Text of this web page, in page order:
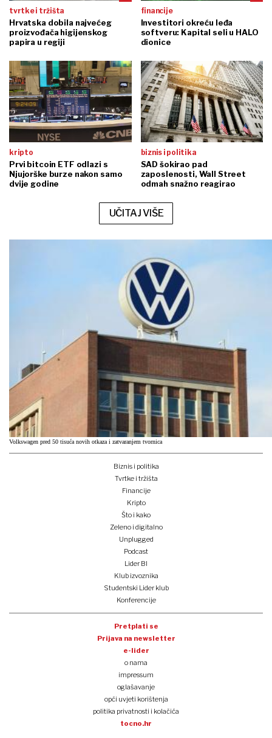
tvrtke i tržišta
Hrvatska dobila najvećeg
proizvođača higijenskog
papira u regiji
financije
Investitori okreću leđa
softveru: Kapital seli u HALO
dionice
kripto
Prvi bitcoin ETF odlazi s
Njujorške burze nakon samo
dvije godine
biznis i politika
SAD šokirao pad
zaposlenosti, Wall Street
odmah snažno reagirao
UČITAJ VIŠE
Volkswagen pred 50 tisuća novih otkaza i zatvaranjem tvornica
Biznis i politika
Tvrtke i tržišta
Financije
Kripto
Što i kako
Zeleno i digitalno
Unplugged
Podcast
Lider BI
Klub izvoznika
Studentski Lider klub
Konferencije
Pretplati se
Prijava na newsletter
e-lider
o nama
impressum
oglašavanje
opći uvjeti korištenja
politika privatnosti i kolačića
tocno.hr